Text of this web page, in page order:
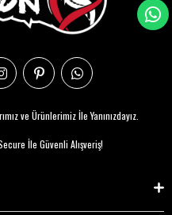
ve Ürünlerimiz İle Yanınızdayız.
İle Güvenli Alışveriş!